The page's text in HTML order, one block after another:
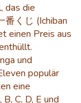
das die
番くじ (Ichiban
einen Preis aus
und
populär
eine
C, D, E und